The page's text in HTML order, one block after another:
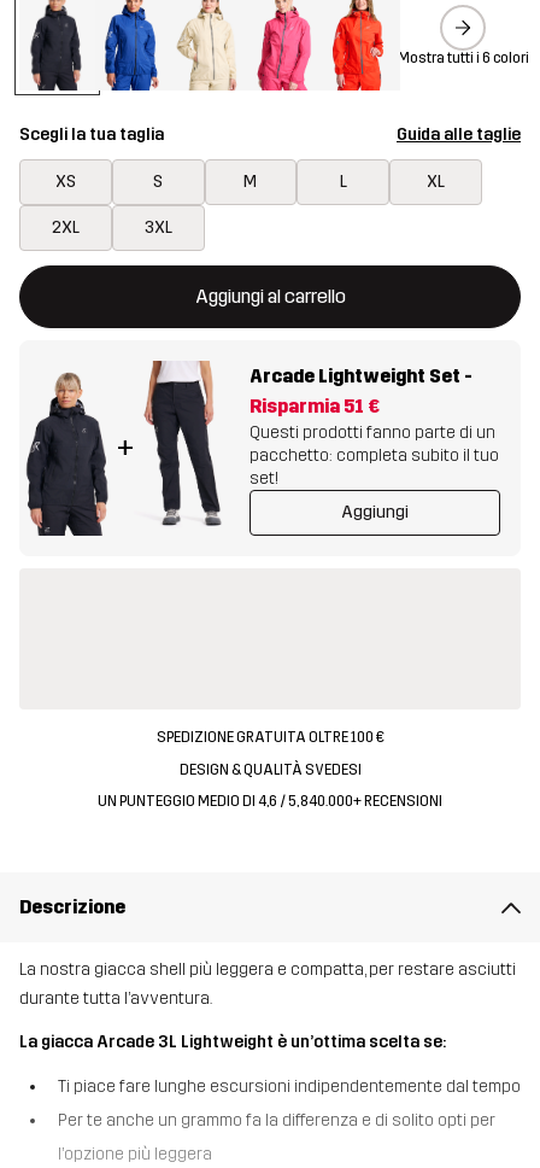
Mostra tutti i 6 colori
Scegli la tua taglia Guida alle taglie
XS S M L XL
2XL 3XL
Aggiungi al carrello
Questo tasto aprirà una finestra modale per confermare un
{{size}} non disponibile
+
Arcade Lightweight Set -
Risparmia 51 €
Questi prodotti fanno parte di un
pacchetto: completa subito il tuo
set!
Aggiungi
SPEDIZIONE GRATUITA OLTRE 100 €
DESIGN & QUALITÀ SVEDESI
UN PUNTEGGIO MEDIO DI 4,6 / 5, 840.000+ RECENSIONI
Descrizione
La nostra giacca shell più leggera e compatta, per restare asciutti
durante tutta l’avventura.
La giacca Arcade 3L Lightweight è un’ottima scelta se:
Ti piace fare lunghe escursioni indipendentemente dal tempo
Per te anche un grammo fa la differenza e di solito opti per
l’opzione più leggera